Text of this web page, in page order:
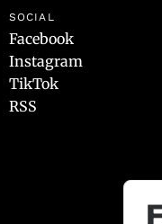
SOCIAL
Facebook
Instagram
TikTok
RSS